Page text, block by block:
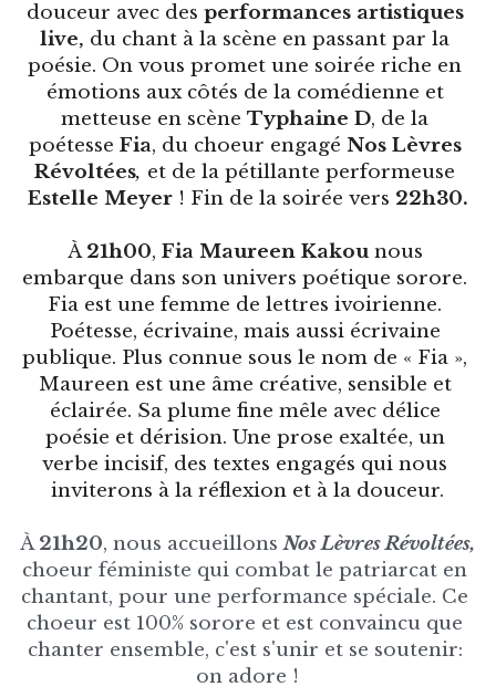
douceur avec des performances artistiques
live, du chant à la scène en passant par la
poésie. On vous promet une soirée riche en
émotions aux côtés de la comédienne et
metteuse en scène Typhaine D, de la
poétesse Fia, du choeur engagé Nos Lèvres
Révoltées, et de la pétillante performeuse
Estelle Meyer ! Fin de la soirée vers 22h30.
À 21h00, Fia Maureen Kakou nous
embarque dans son univers poétique sorore.
Fia est une femme de lettres ivoirienne.
Poétesse, écrivaine, mais aussi écrivaine
publique. Plus connue sous le nom de « Fia »,
Maureen est une âme créative, sensible et
éclairée. Sa plume fine mêle avec délice
poésie et dérision. Une prose exaltée, un
verbe incisif, des textes engagés qui nous
inviterons à la réflexion et à la douceur.
À 21h20, nous accueillons Nos Lèvres Révoltées,
choeur féministe qui combat le patriarcat en
chantant, pour une performance spéciale. Ce
choeur est 100% sorore et est convaincu que
chanter ensemble, c'est s'unir et se soutenir:
on adore !